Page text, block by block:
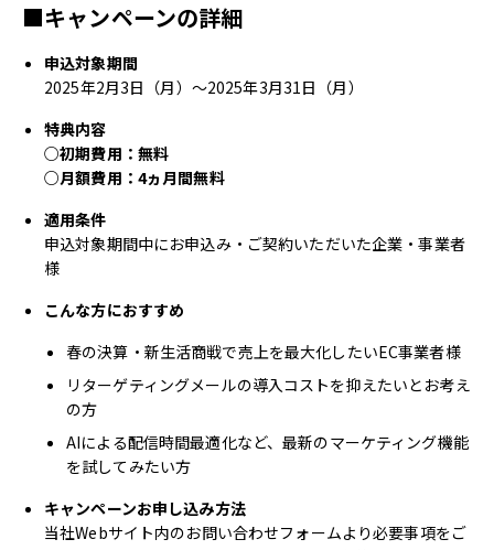
■キャンペーンの詳細
申込対象期間
2025年2月3日（月）～2025年3月31日（月）
特典内容
○初期費用：無料
○月額費用：4ヵ月間無料
適用条件
申込対象期間中にお申込み・ご契約いただいた企業・事業者
様
こんな方におすすめ
春の決算・新生活商戦で売上を最大化したいEC事業者様
リターゲティングメールの導入コストを抑えたいとお考え
の方
AIによる配信時間最適化など、最新のマーケティング機能
を試してみたい方
キャンペーンお申し込み方法
当社Webサイト内のお問い合わせフォームより必要事項をご